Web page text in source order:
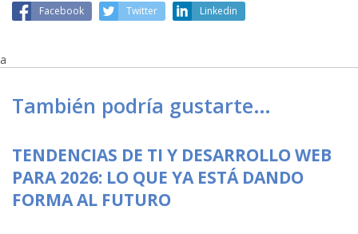
Facebook Twitter Linkedin
a
También podría gustarte…
TENDENCIAS DE TI Y DESARROLLO WEB
PARA 2026: LO QUE YA ESTÁ DANDO
FORMA AL FUTURO